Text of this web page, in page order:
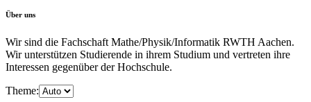
Über uns
Wir sind die Fachschaft Mathe/Physik/Informatik RWTH Aachen.
Wir unterstützen Studierende in ihrem Studium und vertreten ihre
Interessen gegenüber der Hochschule.
Theme: